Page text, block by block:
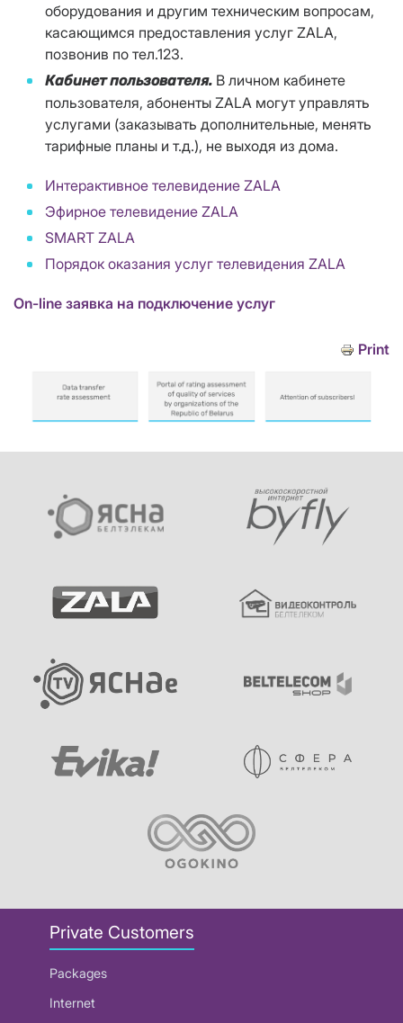
оборудования и другим техническим вопросам,
касающимся предоставления услуг ZALA,
позвонив по тел.123.
Кабинет пользователя. В личном кабинете
пользователя, абоненты ZALA могут управлять
услугами (заказывать дополнительные, менять
тарифные планы и т.д.), не выходя из дома.
Интерактивное телевидение ZALA
Эфирное телевидение ZALA
SMART ZALA
Порядок оказания услуг телевидения ZALA
On-line заявка на подключение услуг
Print
Private Customers
Packages
Internet